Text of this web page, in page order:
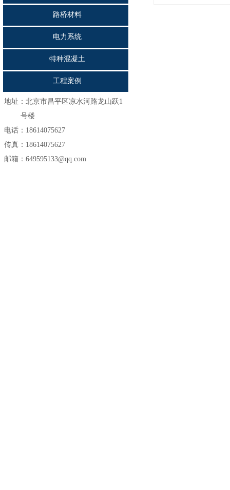
路桥材料
电力系统
特种混凝土
工程案例
地址： 北京市昌平区凉水河路龙山跃1
号楼
电话：18614075627
传真：18614075627
邮箱：649595133@qq.com